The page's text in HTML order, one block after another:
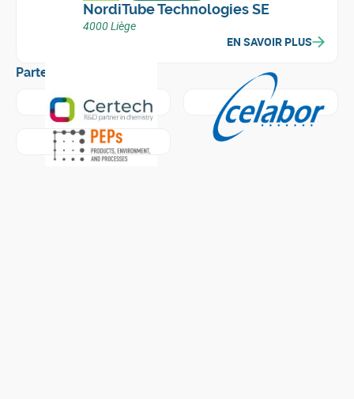
NordiTube Technologies SE
4000 Liège
EN SAVOIR PLUS
Partenaires
En savoir plus surCentre de Ressources Technologiques
En savoir plus surCelabor
En savoir plus surProducts, Environment, and Processes -